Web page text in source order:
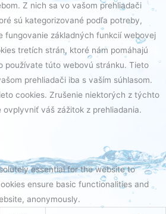
Z nich sa vo vašom prehliadači
sú kategorizované podľa potreby,
fungovanie základných funkcií webovej
tretích strán, ktoré nám pomáhajú
používate túto webovú stránku. Tieto
prehliadači iba s vaším súhlasom.
cookies. Zrušenie niektorých z týchto
ovplyvniť váš zážitok z prehliadania.
essential for the website to
ensure basic functionalities and
anonymously.